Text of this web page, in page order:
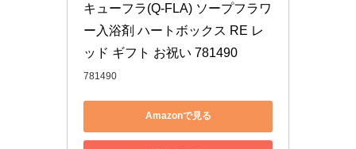
キューフラ(Q-FLA) ソープフラワ
ー入浴剤 ハートボックス RE レ
ッド ギフト お祝い 781490
781490
Amazonで見る